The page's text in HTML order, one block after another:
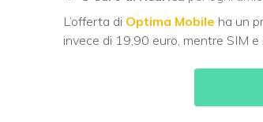
L’offerta di Optima Mobile ha un
invece di 19,90 euro, mentre SIM e